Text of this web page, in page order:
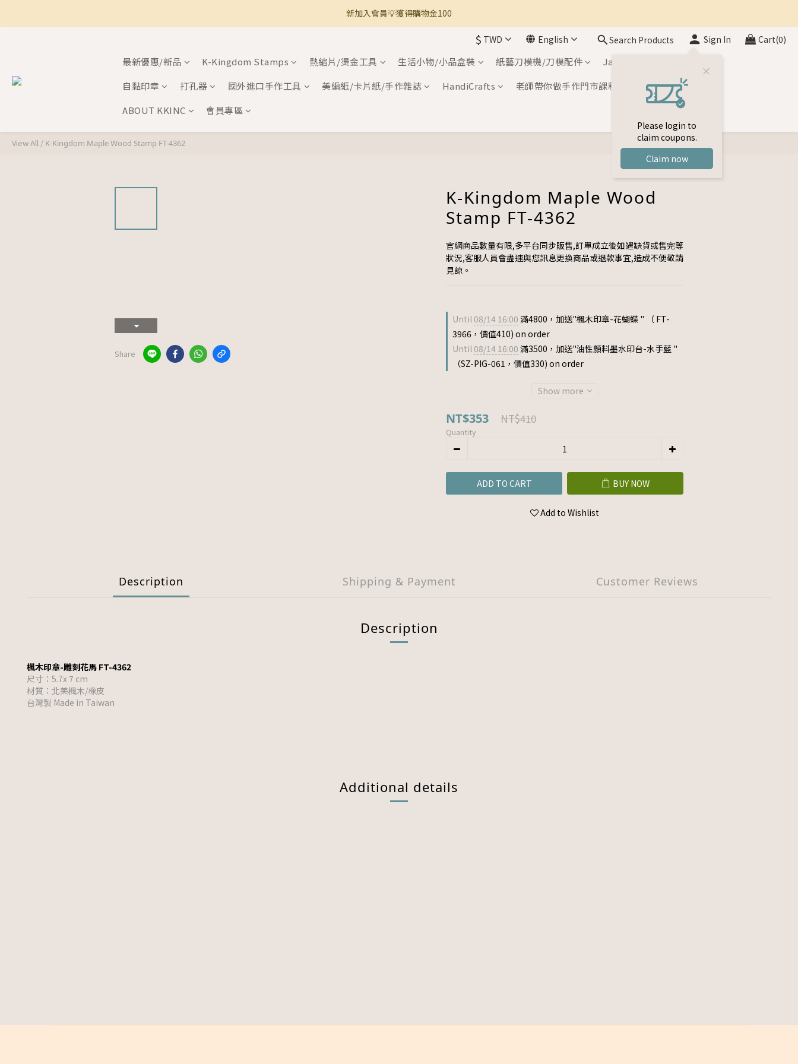
🚚 全館滿800免運 🚚
新加入會員💡獲得購物金100
$ TWD English Search Products Sign In
Please login to
claim coupons.
Claim now
Cart(0)
最新優惠/新品 K-Kingdom Stamps 熱縮片/燙金工具 生活小物/小品盒裝 紙藝刀模機/刀模配件
Japan Inks
自黏印章
打孔器 國外進口手作工具 美編紙/卡片紙/手作雜誌 HandiCrafts
老師帶你做手作門市課程
ABOUT KKINC
會員專區
View All / K-Kingdom Maple Wood Stamp FT-4362
Share
K-Kingdom Maple Wood
Stamp FT-4362
官網商品數量有限,多平台同步販售,訂單成立後如遇缺貨或售完等
狀況,客服人員會盡速與您訊息更換商品或退款事宜,造成不便敬請
見諒。
Until 08/14 16:00 滿4800，加送"楓木印章-花蝴蝶 " （ FT-
3966，價值410) on order
Until 08/14 16:00 滿3500，加送"油性顏料墨水印台-水手藍 "
（SZ-PIG-061，價值330) on order
Show more
NT$353 NT$410
Quantity
ADD TO CART BUY NOW
Add to Wishlist
Description Shipping & Payment Customer Reviews
Description
楓木印章-雕刻花馬 FT-4362
尺寸：5.7x 7 cm
材質：北美楓木/橡皮
台灣製 Made in Taiwan
Additional details
BUY NOW